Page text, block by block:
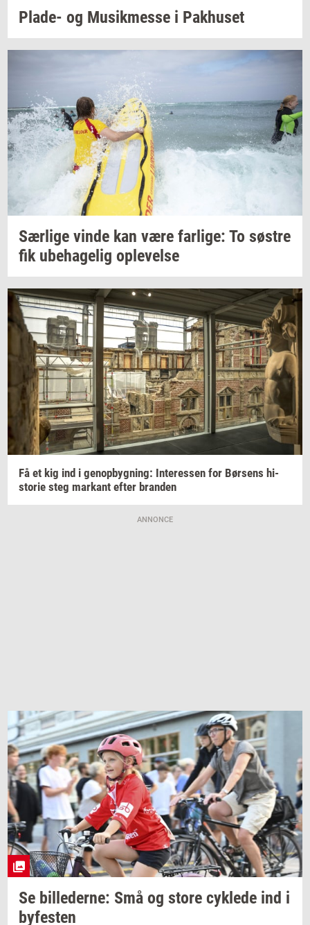
Plade-​ og Mu­sik­mes­se i Pak­hu­set
Sær­li­ge vinde kan være far­li­ge: To sø­stre
fik ube­ha­ge­lig op­le­vel­se
Få et kig ind i genop­byg­ning: In­ter­es­sen for Bør­sens hi­
sto­rie steg mar­kant efter bran­den
ANNONCE
Se bil­le­der­ne: Små og store cyk­le­de ind i
by­fe­sten